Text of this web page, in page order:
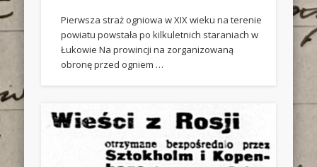
Pierwsza straż ogniowa w XIX wieku na terenie
powiatu powstała po kilkuletnich staraniach w
Łukowie Na prowincji na zorganizowaną
obronę przed ogniem …